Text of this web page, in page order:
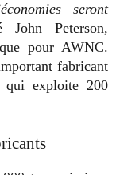
seront
Peterson,
pour AWNC.
fabricant
qui exploite 200